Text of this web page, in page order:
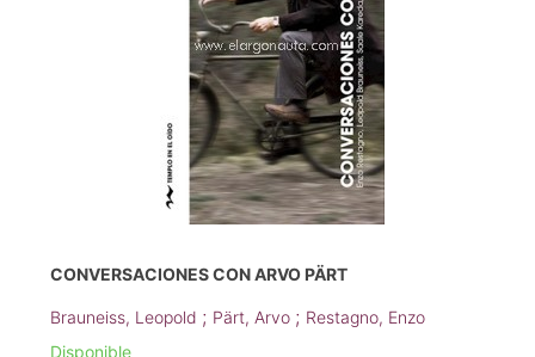
CONVERSACIONES CON ARVO PÄRT
Brauneiss, Leopold ; Pärt, Arvo ; Restagno, Enzo
Disponible